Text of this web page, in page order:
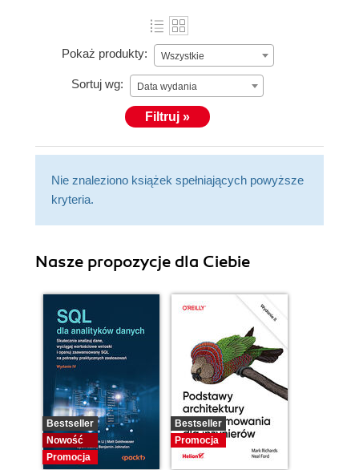
Pokaż produkty: Wszystkie
Sortuj wg: Data wydania
Filtruj »
Nie znaleziono książek spełniających powyższe
kryteria.
Nasze propozycje dla Ciebie
Bestseller
Nowość
Promocja
Bestseller
Promocja